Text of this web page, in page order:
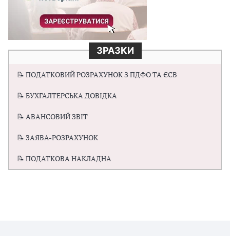
ЗРАЗКИ
📝 ПОДАТКОВИЙ РОЗРАХУНОК З ПДФО ТА ЄСВ
📝 БУХГАЛТЕРСЬКА ДОВІДКА
📝 АВАНСОВИЙ ЗВІТ
📝 ЗАЯВА-РОЗРАХУНОК
📝 ПОДАТКОВА НАКЛАДНА